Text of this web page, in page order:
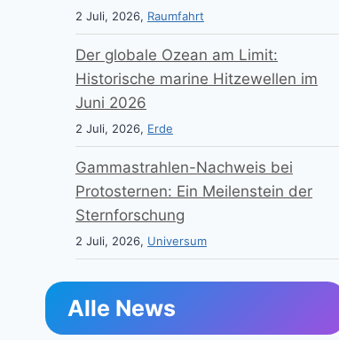
2 Juli, 2026, Raumfahrt
Der globale Ozean am Limit:
Historische marine Hitzewellen im
Juni 2026
2 Juli, 2026, Erde
Gammastrahlen-Nachweis bei
Protosternen: Ein Meilenstein der
Sternforschung
2 Juli, 2026, Universum
Alle News